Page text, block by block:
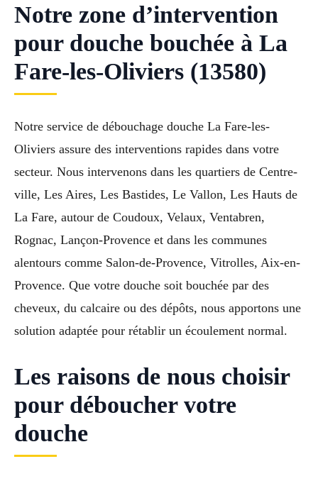
Notre zone d’intervention
pour douche bouchée à La
Fare-les-Oliviers (13580)
Notre service de débouchage douche La Fare-les-
Oliviers assure des interventions rapides dans votre
secteur. Nous intervenons dans les quartiers de Centre-
ville, Les Aires, Les Bastides, Le Vallon, Les Hauts de
La Fare, autour de Coudoux, Velaux, Ventabren,
Rognac, Lançon-Provence et dans les communes
alentours comme Salon-de-Provence, Vitrolles, Aix-en-
Provence. Que votre douche soit bouchée par des
cheveux, du calcaire ou des dépôts, nous apportons une
solution adaptée pour rétablir un écoulement normal.
Les raisons de nous choisir
pour déboucher votre
douche